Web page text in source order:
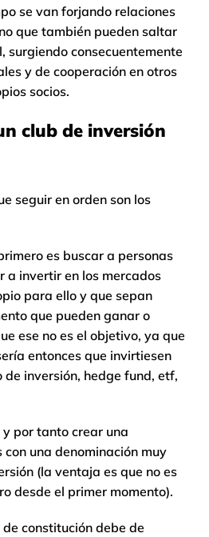
se van forjando relaciones
que también pueden saltar
surgiendo consecuentemente
y de cooperación en otros
socios.
club de inversión
seguir en orden son los
es buscar a personas
a invertir en los mercados
para ello y que sepan
que pueden ganar o
ese no es el objetivo, ya que
entonces que invirtiesen
de inversión, hedge fund, etf,
por tanto crear una
una denominación muy
(la ventaja es que no es
desde el primer momento).
constitución debe de